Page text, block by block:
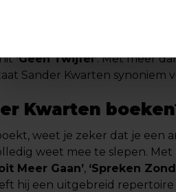
Muziekfeest op het Plein.
pakkende nummers maken
in het land. In 2023 ontving
‘Geen Twijfel’. Met meer
Sander Kwarten synoniem
Kwarten
weet je zeker dat je een
weet mee te slepen. Met
Meer Gaan’, ‘Spreken
hij een uitgebreid